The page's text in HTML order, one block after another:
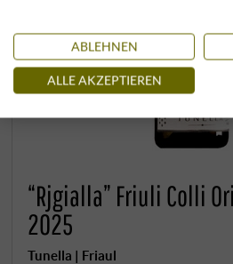
“Rjgialla” Friuli Colli
2025
Tunella | Friaul
ABLEHNEN
ALLE AKZEPTIEREN